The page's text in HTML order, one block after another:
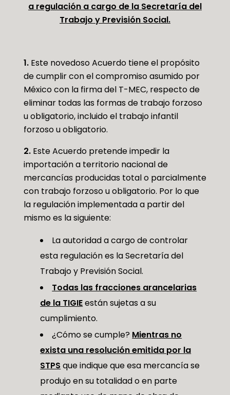
a regulación a cargo de la Secretaría del
Trabajo y Previsión Social.
1.Este novedoso Acuerdo tiene el propósito
de cumplir con el compromiso asumido por
México con la firma del T-MEC, respecto de
eliminar todas las formas de trabajo forzoso
u obligatorio, incluido el trabajo infantil
forzoso u obligatorio.
2. Este Acuerdo pretende impedir la
importación a territorio nacional de
mercancías producidas total o parcialmente
con trabajo forzoso u obligatorio. Por lo que
la regulación implementada a partir del
mismo es la siguiente:
La autoridad a cargo de controlar
esta regulación es la Secretaría del
Trabajo y Previsión Social.
Todas las fracciones arancelarias
de la TIGIEestán sujetas a su
cumplimiento.
¿Cómo se cumple? Mientras no
exista una resolución emitida por la
STPS que indique que esa mercancía se
produjo en su totalidad o en parte